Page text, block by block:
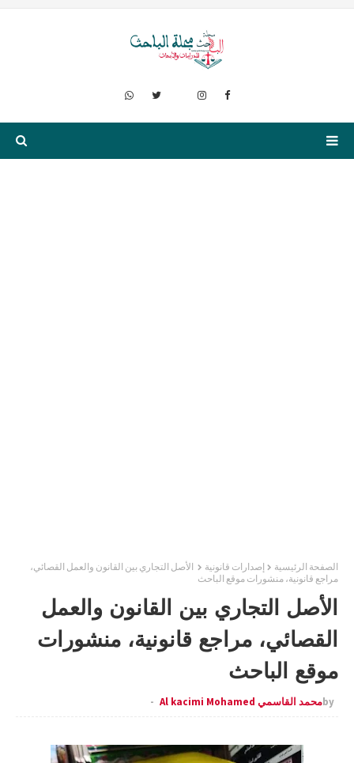
الصفحة الرئيسية إصدارات قانونية
الأصل التجاري بين القانون والعمل القصائي،
مراجع قانونية، منشورات موقع الباحث
الأصل التجاري بين القانون والعمل
القصائي، مراجع قانونية، منشورات
موقع الباحث
byمحمد القاسمي Al kacimi Mohamed